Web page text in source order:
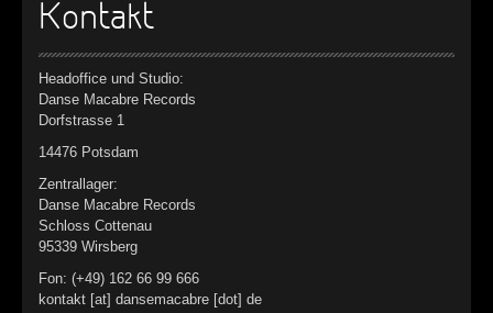
Kontakt
Headoffice und Studio:
Danse Macabre Records
Dorfstrasse 1
14476 Potsdam
Zentrallager:
Danse Macabre Records
Schloss Cottenau
95339 Wirsberg
Fon: (+49) 162 66 99 666
kontakt [at] dansemacabre [dot] de